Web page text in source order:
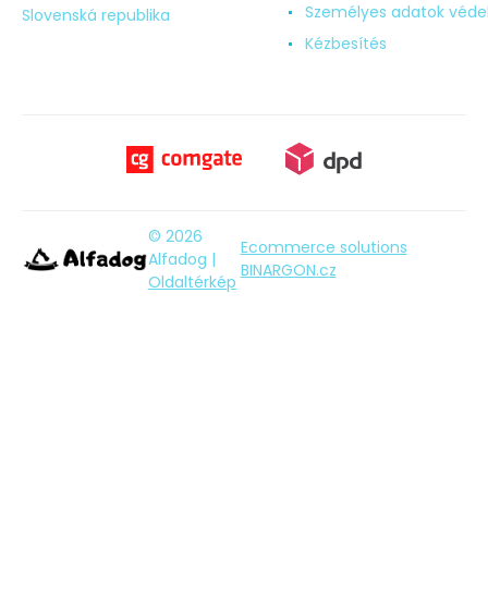
Slovenská republika
Személyes adatok
Kézbesítés
© 2026
Alfadog |
Oldaltérkép
Ecommerce solutions
BINARGON.cz